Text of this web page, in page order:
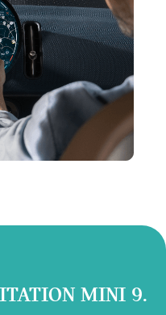
MINI 9.